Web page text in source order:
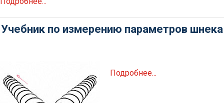
Учебник по измерению параметров шнека
Подробнее...